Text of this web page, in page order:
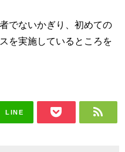
でないかぎり、初めての
を実施しているところを
LINE